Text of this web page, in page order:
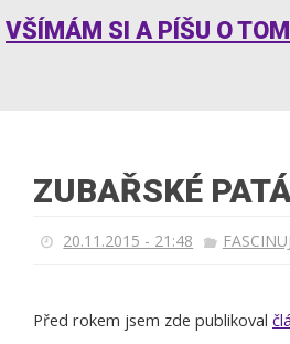
VŠÍMÁM SI A PÍŠU O TOM
ZUBAŘSKÉ
20.11.2015 - 21:48
Před rokem jsem zde publikoval